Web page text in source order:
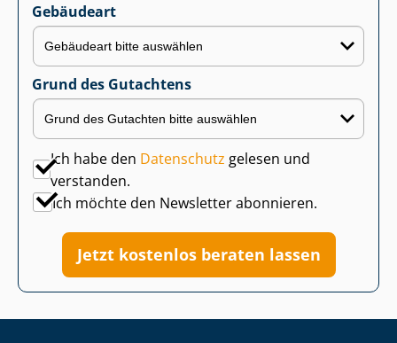
Gebäudeart
Grund des Gutachtens
Ich habe den Datenschutz gelesen und
verstanden.
Ich möchte den Newsletter abonnieren.
Jetzt kostenlos beraten lassen